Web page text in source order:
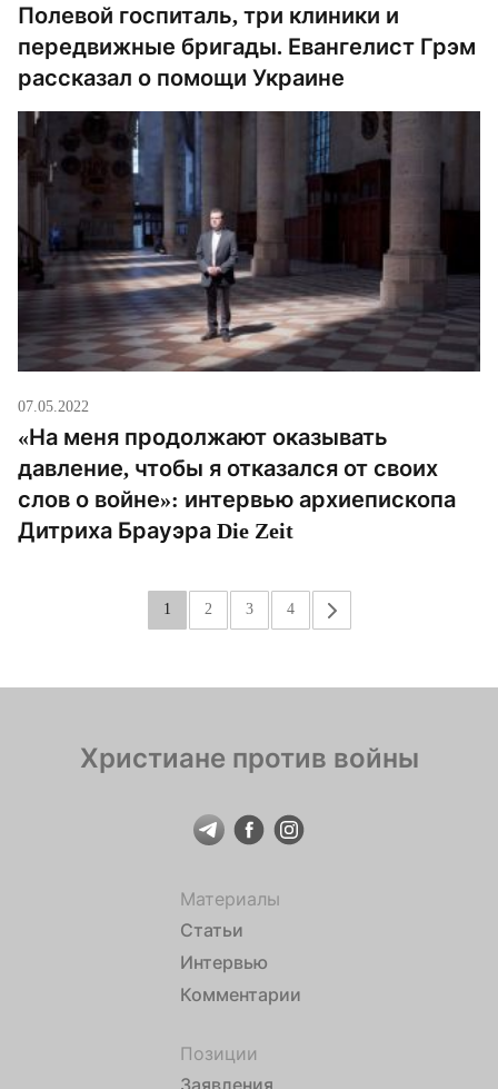
Полевой госпиталь, три клиники и
передвижные бригады. Евангелист Грэм
рассказал о помощи Украине
07.05.2022
«На меня продолжают оказывать
давление, чтобы я отказался от своих
слов о войне»: интервью архиепископа
Дитриха Брауэра Die Zeit
1 2 3 4 »
Христиане против войны
Материалы
Статьи
Интервью
Комментарии
Позиции